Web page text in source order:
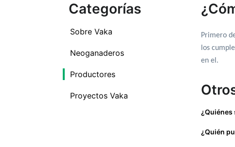
Categorías
Sobre Vaka
Neoganaderos
Productores
Proyectos Vaka
Primero
los
en el.
¿Quién